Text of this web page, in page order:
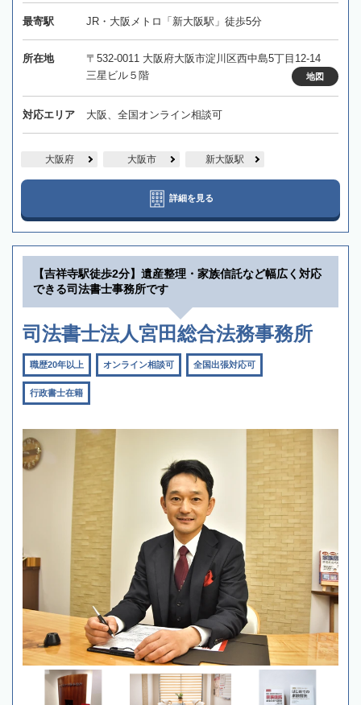
最寄駅 JR・大阪メトロ「新大阪駅」徒歩5分
所在地
〒532-0011 大阪府大阪市淀川区西中島5丁目12-14
三星ビル５階
地図
対応エリア 大阪、全国オンライン相談可
大阪府 大阪市 新大阪駅
詳細を見る
【吉祥寺駅徒歩2分】遺産整理・家族信託など幅広く対応
できる司法書士事務所です
司法書士法人宮田総合法務事務所
職歴20年以上 オンライン相談可 全国出張対応可
行政書士在籍